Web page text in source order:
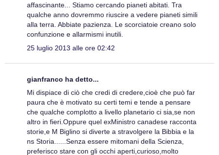
affascinante... Stiamo cercando pianeti abitati. Tra
qualche anno dovremmo riuscire a vedere pianeti simili
alla terra. Abbiate pazienza. Le scorciatoie creano solo
confunzione e allarmismi inutili.
25 luglio 2013 alle ore 02:42
gianfranco ha detto...
Mi dispiace di ciò che credi di credere,cioè che può far
paura che è motivato su certi temi e tende a pensare
che qualche complotto a livello planetario ci sia,se non
altro in fieri.Oppure quel exMinistro canadese racconta
storie,e M Biglino si diverte a stravolgere la Bibbia e la
ns Storia......Senza essere mitomani della Scienza,
preferisco stare con gli occhi aperti,curioso,molto